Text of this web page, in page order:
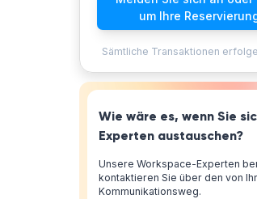
um Ihre
Sämtliche Transaktionen
Wie wäre es, wenn Sie
Experten austauschen?
Unsere Workspace-Experten
kontaktieren Sie über den von
Kommunikationsweg.